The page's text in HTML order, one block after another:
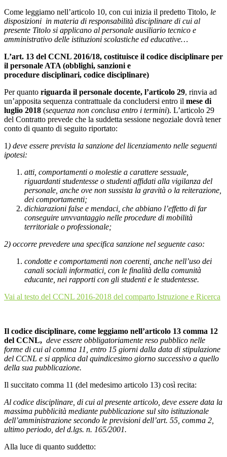
Come leggiamo nell’articolo 10, con cui inizia il predetto Titolo, le
disposizioni in materia di responsabilità disciplinare di cui al
presente Titolo si applicano al personale ausiliario tecnico e
amministrativo delle istituzioni scolastiche ed educative…
L’art. 13 del CCNL 2016/18, costituisce il codice disciplinare per
il personale ATA (obblighi, sanzioni e
procedure disciplinari, codice disciplinare)
Per quanto riguarda il personale docente, l’articolo 29, rinvia ad
un’apposita sequenza contrattuale da concludersi entro il mese di
luglio 2018 (sequenza non conclusa entro i termini). L’articolo 29
del Contratto prevede che la suddetta sessione negoziale dovrà tener
conto di quanto di seguito riportato:
1 ) deve essere prevista la sanzione del licenziamento nelle seguenti
ipotesi:
atti, comportamenti o molestie a carattere sessuale,
riguardanti studentesse o studenti affidati alla vigilanza del
personale, anche ove non sussista la gravità o la reiterazione,
dei comportamenti;
dichiarazioni false e mendaci, che abbiano l’effetto di far
conseguire unvvantaggio nelle procedure di mobilità
territoriale o professionale;
2) occorre prevedere una specifica sanzione nel seguente caso:
condotte e comportamenti non coerenti, anche nell’uso dei
canali sociali informatici, con le finalità della comunità
educante, nei rapporti con gli studenti e le studentesse.
Vai al testo del CCNL 2016-2018 del comparto Istruzione e Ricerca
Il codice disciplinare, come leggiamo nell’articolo 13 comma 12
del CCNL, deve essere obbligatoriamente reso pubblico nelle
forme di cui al comma 11, entro 15 giorni dalla data di stipulazione
del CCNL e si applica dal quindicesimo giorno successivo a quello
della sua pubblicazione.
Il succitato comma 11 (del medesimo articolo 13) così recita:
Al codice disciplinare, di cui al presente articolo, deve essere data la
massima pubblicità mediante pubblicazione sul sito istituzionale
dell’amministrazione secondo le previsioni dell’art. 55, comma 2,
ultimo periodo, del d.lgs. n. 165/2001.
Alla luce di quanto suddetto: